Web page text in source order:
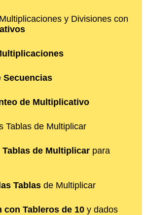
y Divisiones con
Secuencias
de Multiplicativo
Tablas de Multiplicar
de Multiplicar para
Tablas de Multiplicar
Tableros de 10 y dados